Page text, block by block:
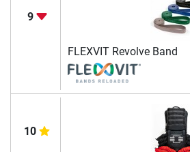
9
FLEXVIT Revolve Band
10